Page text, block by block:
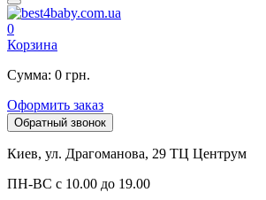
0
Корзина
Сумма: 0 грн.
Оформить заказ
Обратный звонок
Киев, ул. Драгоманова, 29 ТЦ Центрум
ПН-ВС с 10.00 до 19.00